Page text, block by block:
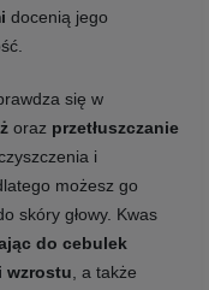
docenią jego
się w
oraz przetłuszczanie
i
możesz go
skóry głowy. Kwas
do cebulek
wzrostu , a także